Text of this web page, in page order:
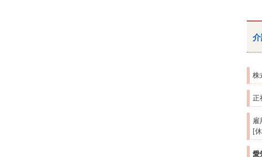
株
正
雇
[
愛